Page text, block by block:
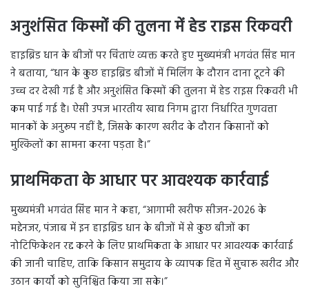
अनुशंसित किस्मों की तुलना में हेड राइस रिकवरी
हाइब्रिड धान के बीजों पर चिंताएं व्यक्त करते हुए मुख्यमंत्री भगवंत सिंह मान
ने बताया, “धान के कुछ हाइब्रिड बीजों में मिलिंग के दौरान दाना टूटने की
उच्च दर देखी गई है और अनुशंसित किस्मों की तुलना में हेड राइस रिकवरी भी
कम पाई गई है। ऐसी उपज भारतीय खाद्य निगम द्वारा निर्धारित गुणवत्ता
मानकों के अनुरूप नहीं है, जिसके कारण खरीद के दौरान किसानों को
मुश्किलों का सामना करना पड़ता है।”
प्राथमिकता के आधार पर आवश्यक कार्रवाई
मुख्यमंत्री भगवंत सिंह मान ने कहा, “आगामी खरीफ सीजन-2026 के
मद्देनजर, पंजाब में इन हाइब्रिड धान के बीजों में से कुछ बीजों का
नोटिफिकेशन रद्द करने के लिए प्राथमिकता के आधार पर आवश्यक कार्रवाई
की जानी चाहिए, ताकि किसान समुदाय के व्यापक हित में सुचारू खरीद और
उठान कार्यों को सुनिश्चित किया जा सके।”